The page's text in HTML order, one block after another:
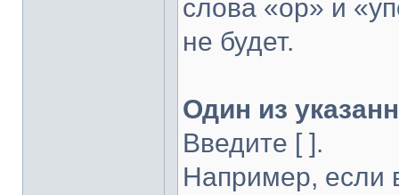
слова «ор» и
не будет.
Один из
Введите [ ].
Например, если